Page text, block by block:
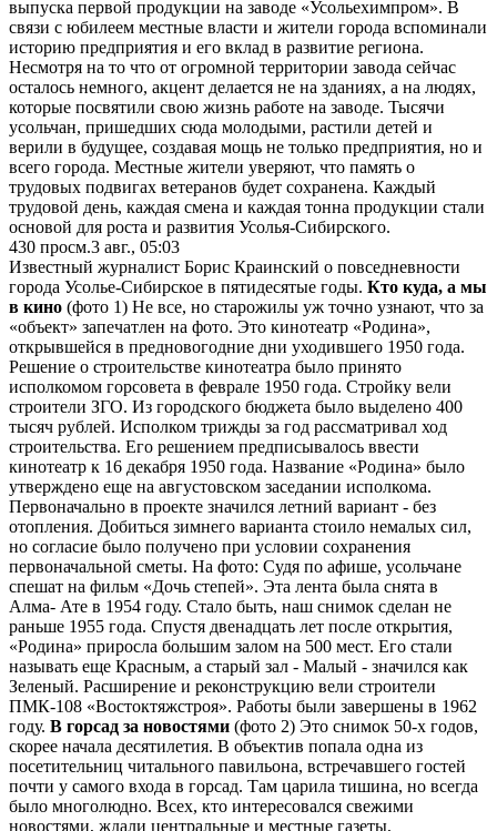
выпуска первой продукции на заводе «Усольехимпром». В
связи с юбилеем местные власти и жители города вспоминали
историю предприятия и его вклад в развитие региона.
Несмотря на то что от огромной территории завода сейчас
осталось немного, акцент делается не на зданиях, а на людях,
которые посвятили свою жизнь работе на заводе. Тысячи
усольчан, пришедших сюда молодыми, растили детей и
верили в будущее, создавая мощь не только предприятия, но и
всего города. Местные жители уверяют, что память о
трудовых подвигах ветеранов будет сохранена. Каждый
трудовой день, каждая смена и каждая тонна продукции стали
основой для роста и развития Усолья-Сибирского.
430 просм.3 авг., 05:03
Известный журналист Борис Краинский о повседневности
города Усолье-Сибирское в пятидесятые годы. Кто куда, а мы
в кино (фото 1) Не все, но старожилы уж точно узнают, что за
«объект» запечатлен на фото. Это кинотеатр «Родина»,
открывшейся в предновогодние дни уходившего 1950 года.
Решение о строительстве кинотеатра было принято
исполкомом горсовета в феврале 1950 года. Стройку вели
строители ЗГО. Из городского бюджета было выделено 400
тысяч рублей. Исполком трижды за год рассматривал ход
строительства. Его решением предписывалось ввести
кинотеатр к 16 декабря 1950 года. Название «Родина» было
утверждено еще на августовском заседании исполкома.
Первоначально в проекте значился летний вариант - без
отопления. Добиться зимнего варианта стоило немалых сил,
но согласие было получено при условии сохранения
первоначальной сметы. На фото: Судя по афише, усольчане
спешат на фильм «Дочь степей». Эта лента была снята в
Алма- Ате в 1954 году. Стало быть, наш снимок сделан не
раньше 1955 года. Спустя двенадцать лет после открытия,
«Родина» приросла большим залом на 500 мест. Его стали
называть еще Красным, а старый зал - Малый - значился как
Зеленый. Расширение и реконструкцию вели строители
ПМК-108 «Востоктяжстроя». Работы были завершены в 1962
году. В горсад за новостями (фото 2) Это снимок 50-х годов,
скорее начала десятилетия. В объектив попала одна из
посетительниц читального павильона, встречавшего гостей
почти у самого входа в горсад. Там царила тишина, но всегда
было многолюдно. Всех, кто интересовался свежими
новостями, ждали центральные и местные газеты,